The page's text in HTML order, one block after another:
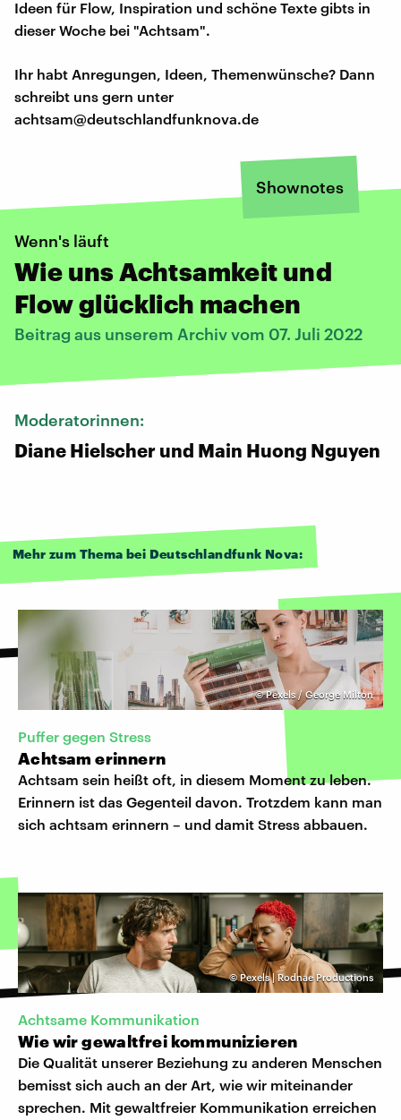
Ideen für Flow, Inspiration und schöne Texte gibts in
dieser Woche bei "Achtsam".
Ihr habt Anregungen, Ideen, Themenwünsche? Dann
schreibt uns gern unter
achtsam@deutschlandfunknova.de
Shownotes
Wenn's läuft
Wie uns Achtsamkeit und
Flow glücklich machen
Beitrag aus unserem Archiv vom 07. Juli 2022
Moderatorinnen:
Diane Hielscher und Main Huong Nguyen
Mehr zum Thema bei Deutschlandfunk Nova:
©Pexels / George Milton
Puffer gegen Stress
Achtsam erinnern
Achtsam sein heißt oft, in diesem Moment zu leben.
Erinnern ist das Gegenteil davon. Trotzdem kann man
sich achtsam erinnern – und damit Stress abbauen.
©Pexels | Rodnae Productions
Achtsame Kommunikation
Wie wir gewaltfrei kommunizieren
Die Qualität unserer Beziehung zu anderen Menschen
bemisst sich auch an der Art, wie wir miteinander
sprechen. Mit gewaltfreier Kommunikation erreichen